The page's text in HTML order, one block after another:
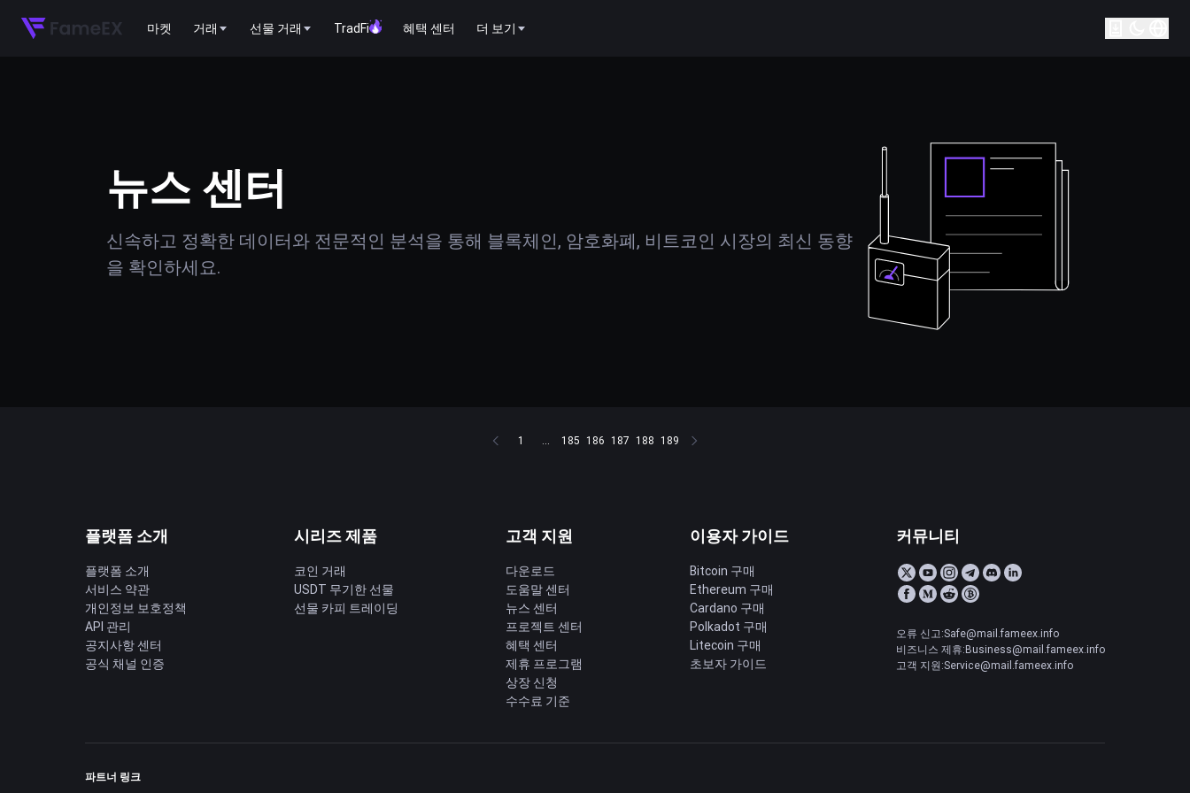
마켓 거래 선물 거래 TradFi 혜택 센터 더 보기
뉴스 센터
신속하고 정확한 데이터와 전문적인 분석을 통해 블록체인, 암호화폐, 비트코인 시장의 최신 동향
을 확인하세요.
1 ... 185 186 187 188 189
플랫폼 소개
플랫폼 소개
서비스 약관
개인정보 보호정책
API 관리
공지사항 센터
공식 채널 인증
시리즈 제품
코인 거래
USDT 무기한 선물
선물 카피 트레이딩
고객 지원
다운로드
도움말 센터
뉴스 센터
프로젝트 센터
혜택 센터
제휴 프로그램
상장 신청
수수료 기준
이용자 가이드
Bitcoin 구매
Ethereum 구매
Cardano 구매
Polkadot 구매
Litecoin 구매
초보자 가이드
커뮤니티
오류 신고:Safe@mail.fameex.info
비즈니스 제휴:Business@mail.fameex.info
고객 지원:Service@mail.fameex.info
파트너 링크